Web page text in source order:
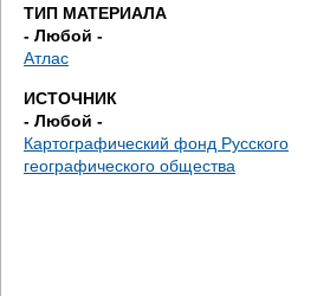
е
с
ь
ТИП МАТЕРИАЛА
- Любой -
Атлас
ИСТОЧНИК
- Любой -
Картографический фонд Русского
географического общества